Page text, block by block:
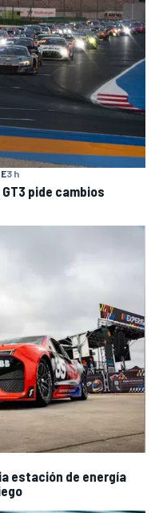
3 h
pide cambios
estación de energía